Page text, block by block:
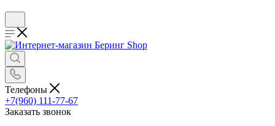
Телефоны
+7(960) 111-77-67
Заказать звонок